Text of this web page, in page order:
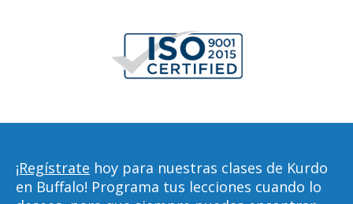
¡Regístrate hoy para nuestras clases de Kurdo
en Buffalo! Programa tus lecciones cuando lo